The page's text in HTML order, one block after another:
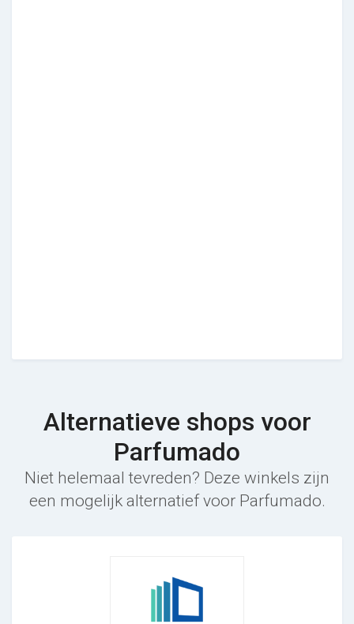
Alternatieve shops voor
Parfumado
Niet helemaal tevreden? Deze winkels zijn
een mogelijk alternatief voor Parfumado.